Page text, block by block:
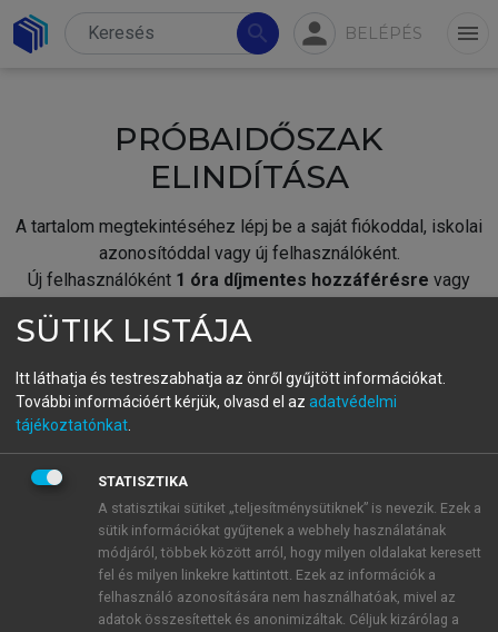
search person BELÉPÉS menu
PRÓBAIDŐSZAK
ELINDÍTÁSA
A tartalom megtekintéséhez lépj be a saját fiókoddal, iskolai
azonosítóddal vagy új felhasználóként.
Új felhasználóként 1 óra díjmentes hozzáférésre vagy
fiókoddal,vagy hozz létre új fiókot.
A regisztráció után apróbaidőszakautomatikusan
BELÉPÉS SAJÁT FIÓKKAL
ÚJ FIÓK LÉTREHOZÁSA
1 óra díjmentes hozzáférés
SÜTIK LISTÁJA
Itt láthatja és testreszabhatja az önről gyűjtött információkat.
További információért kérjük, olvasd el az adatvédelmi
tájékoztatónkat
STATISZTIKA
A statisztikai sütiket „teljesítménysütiknek” is nevezik. Ezek a
sütik információkat gyűjtenek a webhely használatának
módjáról, többek között arról, hogy milyen oldalakat keresett
fel és milyen linkekre kattintott. Ezek az információk a
felhasználó azonosítására nem használhatóak, mivel az
adatok összesítettek és anonimizáltak. Céljuk kizárólag a